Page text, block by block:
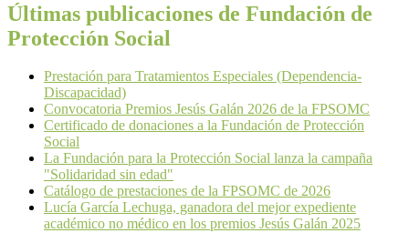
Últimas publicaciones de Fundación de
Protección Social
Prestación para Tratamientos Especiales (Dependencia-
Discapacidad)
Convocatoria Premios Jesús Galán 2026 de la FPSOMC
Certificado de donaciones a la Fundación de Protección
Social
La Fundación para la Protección Social lanza la campaña
"Solidaridad sin edad"
Catálogo de prestaciones de la FPSOMC de 2026
Lucía García Lechuga, ganadora del mejor expediente
académico no médico en los premios Jesús Galán 2025